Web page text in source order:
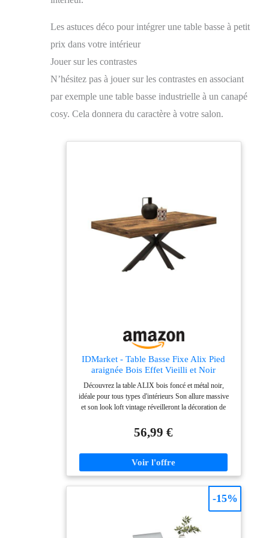
: Conçue pour résister aux usages intensifs, cette table
bénéficie d’un traitement anti-rayures et d’une structure
divers styles, rehaussant l'esthétique de l'espace.
Les astuces déco pour intégrer une table basse à petit
prix dans votre intérieur
Jouer sur les contrastes
N’hésitez pas à jouer sur les contrastes en associant
par exemple une table basse industrielle à un canapé
cosy. Cela donnera du caractère à votre salon.
IDMarket - Table Basse Fixe Alix Pied
araignée Bois Effet Vieilli et Noir
Découvrez la table ALIX bois foncé et métal noir,
idéale pour tous types d'intérieurs Son allure massive
et son look loft vintage réveilleront la décoration de
tendance et pied araignée confèrent à la table un aspect
cossu ! Plateau en particules de bois et pieds en métal
conviendront aux grands comme aux petits espaces de
vie pour des apéros réussis !
56,99 €
-15%